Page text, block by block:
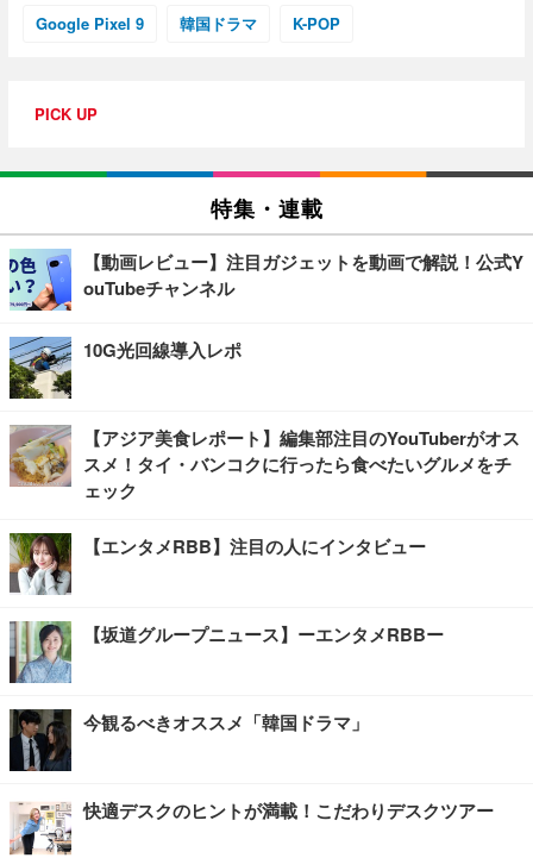
Google Pixel 9 韓国ドラマ K-POP
PICK UP
特集・連載
【動画レビュー】注目ガジェットを動画で解説！公式Y
ouTubeチャンネル
10G光回線導入レポ
【アジア美食レポート】編集部注目のYouTuberがオス
スメ！タイ・バンコクに行ったら食べたいグルメをチ
ェック
【エンタメRBB】注目の人にインタビュー
【坂道グループニュース】ーエンタメRBBー
今観るべきオススメ「韓国ドラマ」
快適デスクのヒントが満載！こだわりデスクツアー